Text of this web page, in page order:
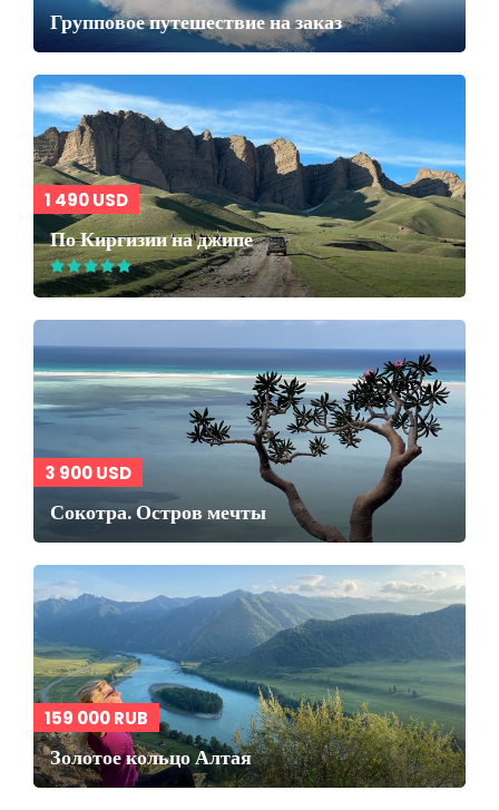
Групповое путешествие на заказ
1 490 USD
По Киргизии на джипе
3 900 USD
Сокотра. Остров мечты
159 000 RUB
Золотое кольцо Алтая